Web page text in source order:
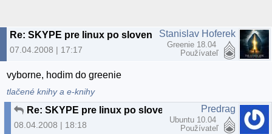
Re: SKYPE pre linux po slovensky
07.04.2008 | 17:17
Stanislav Hoferek
Greenie 18.04
Používateľ
vyborne, hodim do greenie
tlačené knihy a e-knihy
08.04.2008 | 18:18
Predrag
Ubuntu 10.04
Používateľ